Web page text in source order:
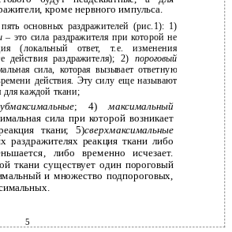
кроме нервного импульса.
основных раздражителей (рис.1): 1)
– это сила раздражителя при которой не
(локальный ответ, т.е. изменения
действия раздражителя); 2) пороговый
сила, которая вызывает ответную
действия. Эту силу еще называют
для каждой ткани;
; 4)максимальный
сила при которой возникает
ткани; 5)сверхмаксимальные
раздражителях реакция ткани либо
либо временно исчезает.
ткани существует один пороговый
и множество подпороговых,
5